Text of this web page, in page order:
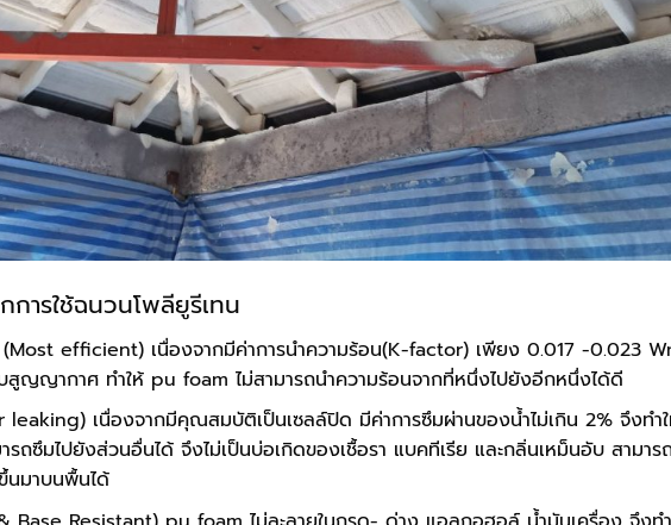
ารใช้ฉนวนโพลียูรีเทน
efficient) เนื่องจากมีค่าการนำความร้อน(K-factor) เพียง 0.017 -0.023
สูญญากาศ ทำให้ pu foam ไม่สามารถนำความร้อนจากที่หนึ่งไปยังอีกหนึ่งได้ดี
เนื่องจากมีคุณสมบัติเป็นเซลล์ปิด มีค่าการซึมผ่านของน้ำไม่เกิน 2% จึงทำ
รถซึมไปยังส่วนอื่นได้ จึงไม่เป็นบ่อเกิดของเชื้อรา แบคทีเรีย และกลิ่นเหม็นอับ สามาร
นมาบนพื้นได้